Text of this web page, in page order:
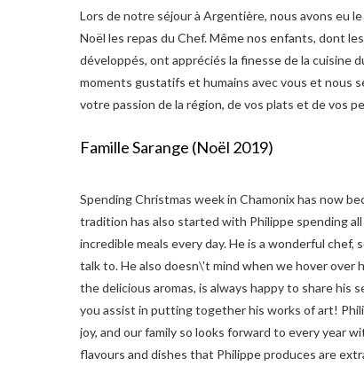
Lors de notre séjour à Argentière, nous avons eu
Noël les repas du Chef. Même nos enfants, dont
développés, ont appréciés la finesse de la cuisine
moments gustatifs et humains avec vous et nous
votre passion de la région, de vos plats et de vos
Famille Sarange (Noël 2019)
Spending Christmas week in Chamonix has now
tradition has also started with Philippe spending
incredible meals every day. He is a wonderful chef,
talk to. He also doesn\'t mind when we hover over
the delicious aromas, is always happy to share his
you assist in putting together his works of art!
joy, and our family so looks forward to every year
flavours and dishes that Philippe produces are